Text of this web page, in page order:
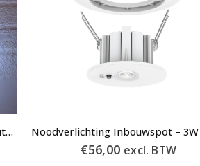
Noodverlichting Bulkhead | 3W | Auto Test | Incl Pictogrammen
€56,00 excl. BTW